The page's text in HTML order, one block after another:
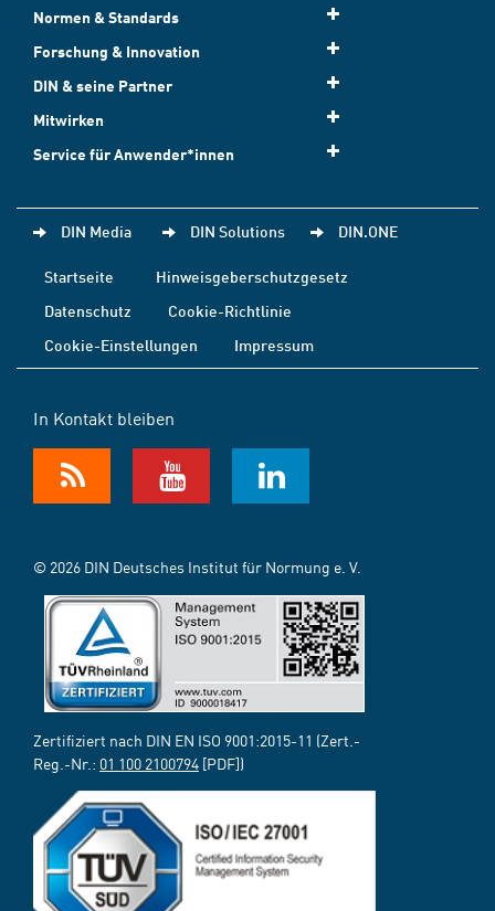
Normen & Standards
Forschung & Innovation
DIN & seine Partner
Mitwirken
Service für Anwender*innen
DIN Media DIN Solutions DIN.ONE
Startseite
Hinweisgeberschutzgesetz
Datenschutz
Cookie-Richtlinie
Cookie-Einstellungen
Impressum
In Kontakt bleiben
© 2026 DIN Deutsches Institut für Normung e. V.
Zertifiziert nach DIN EN ISO 9001:2015-11 (Zert.-
Reg.-Nr.: 01 100 2100794 [PDF])